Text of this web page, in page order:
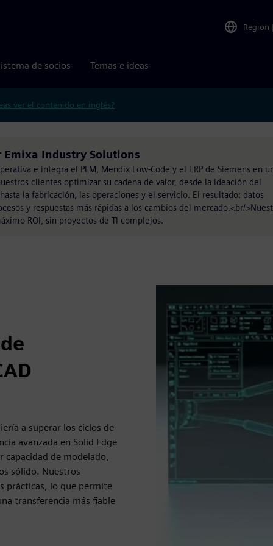
Region
de socios Temas e ideas
ver el contenido en inglés?
Emixa Industry Solutions
e integra el PLM, Mendix Low-Code y el ERP de Siemens en
clientes optimizar su cadena de valor, desde la ideación del
la fabricación, las operaciones y el servicio. El resultado: datos
y respuestas más rápidas a los cambios del mercado.<br/
ROI, sin proyectos de TI complejos.
a superar los ciclos de
avanzada en Solid Edge
capacidad de modelado,
sólido. Nuestros
prácticas, lo que permite
transferencia más fiable